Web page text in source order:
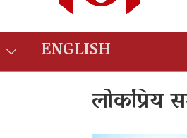
ENGLISH
लोकप्रिय